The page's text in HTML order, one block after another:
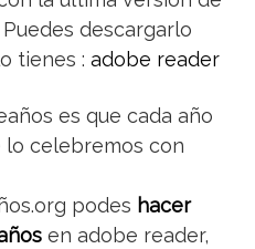
descargarlo
tienes : adobe reader
es que cada año
lo celebremos con
podes hacer
en adobe reader,